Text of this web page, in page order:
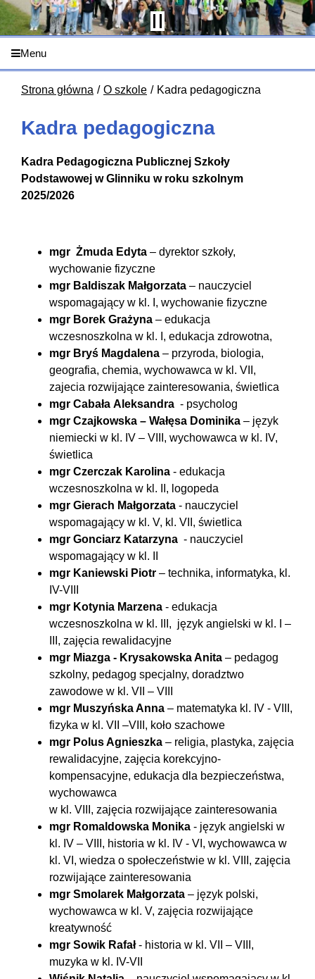
Menu
Strona główna O szkole Kadra pedagogiczna
Kadra pedagogiczna
Kadra Pedagogiczna Publicznej Szkoły
Podstawowej w Glinniku w roku szkolnym
2025/2026
mgr Żmuda Edyta – dyrektor szkoły,
wychowanie fizyczne
mgr Baldiszak Małgorzata – nauczyciel
wspomagający w kl. I, wychowanie fizyczne
mgr Borek Grażyna – edukacja
wczesnoszkolna w kl. I, edukacja zdrowotna,
mgr Bryś Magdalena – przyroda, biologia,
geografia, chemia, wychowawca w kl. VII,
zajecia rozwijające zainteresowania, świetlica
mgr Cabała Aleksandra - psycholog
mgr Czajkowska – Wałęsa Dominika – język
niemiecki w kl. IV – VIII, wychowawca w kl. IV,
świetlica
mgr Czerczak Karolina - edukacja
wczesnoszkolna w kl. II, logopeda
mgr Gierach Małgorzata - nauczyciel
wspomagający w kl. V, kl. VII, świetlica
mgr Gonciarz Katarzyna - nauczyciel
wspomagający w kl. II
mgr Kaniewski Piotr – technika, informatyka, kl.
IV-VIII
mgr Kotynia Marzena - edukacja
wczesnoszkolna w kl. III, język angielski w kl. I –
III, zajęcia rewalidacyjne
mgr Miazga - Krysakowska Anita – pedagog
szkolny, pedagog specjalny, doradztwo
zawodowe w kl. VII – VIII
mgr Muszyńska Anna – matematyka kl. IV - VIII,
fizyka w kl. VII –VIII, koło szachowe
mgr Polus Agnieszka – religia, plastyka, zajęcia
rewalidacyjne, zajęcia korekcyjno-
kompensacyjne, edukacja dla bezpieczeństwa,
wychowawca
w kl. VIII, zajęcia rozwijające zainteresowania
mgr Romaldowska Monika - język angielski w
kl. IV – VIII, historia w kl. IV - VI, wychowawca w
kl. VI, wiedza o społeczeństwie w kl. VIII, zajęcia
rozwijające zainteresowania
mgr Smolarek Małgorzata – język polski,
wychowawca w kl. V, zajęcia rozwijające
kreatywność
mgr Sowik Rafał- historia w kl. VII – VIII,
muzyka w kl. IV-VII